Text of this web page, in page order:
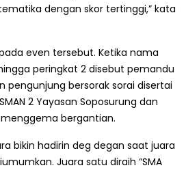
dengan skor tertinggi,” kata
even tersebut. Ketika nama
peringkat 2 disebut pemandu
pengunjung bersorak sorai disertai
2 Yayasan Soposurung dan
menggema bergantian.
bikin hadirin deg degan saat juara
Juara satu diraih “SMA